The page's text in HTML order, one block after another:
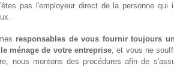
pas l'employeur direct de la personne qui
responsables de vous fournir toujours
ménage de votre entreprise, et vous ne
nous montons des procédures afin de